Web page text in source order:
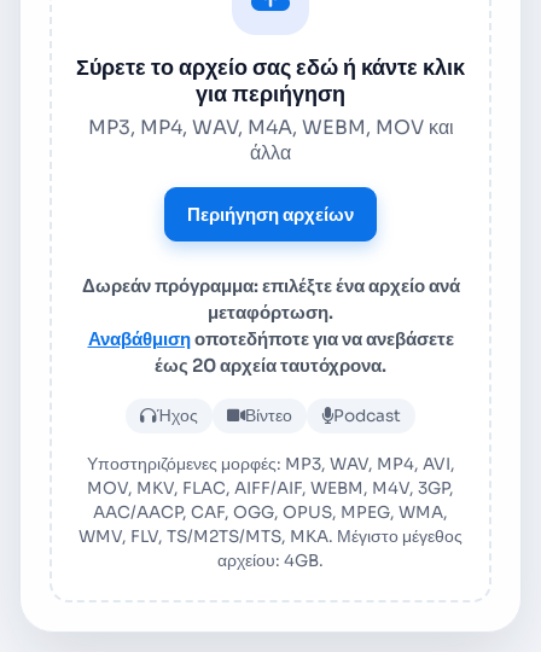
Σύρετε το αρχείο σας εδώ ή κάντε κλικ
για περιήγηση
MP3, MP4, WAV, M4A, WEBM, MOV και
άλλα
Περιήγηση αρχείων
Δωρεάν πρόγραμμα: επιλέξτε ένα αρχείο ανά
μεταφόρτωση.
Αναβάθμισηοποτεδήποτε για να ανεβάσετε
έως 20 αρχεία ταυτόχρονα.
Ανεβάστε αρχείο ήχου ή βίντεο
Ήχος Βίντεο Podcast
Υποστηριζόμενες μορφές: MP3, WAV, MP4, AVI,
MOV, MKV, FLAC, AIFF/AIF, WEBM, M4V, 3GP,
AAC/AACP, CAF, OGG, OPUS, MPEG, WMA,
WMV, FLV, TS/M2TS/MTS, MKA. Μέγιστο μέγεθος
αρχείου: 4GB.